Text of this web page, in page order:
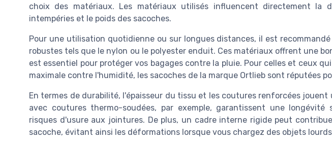
choix des matériaux. Les matériaux utilisés influencent directement la
intempéries et le poids des sacoches.
Pour une utilisation quotidienne ou sur longues distances, il est
robustes tels que le nylon ou le polyester enduit. Ces matériaux offrent une
est essentiel pour protéger vos bagages contre la pluie. Pour celles et ceux
maximale contre l'humidité, les sacoches de la marque Ortlieb sont réputées
En termes de durabilité, l'épaisseur du tissu et les coutures renforcées jouent
avec coutures thermo-soudées, par exemple, garantissent une longévité
risques d'usure aux jointures. De plus, un cadre interne rigide peut
sacoche, évitant ainsi les déformations lorsque vous chargez des objets